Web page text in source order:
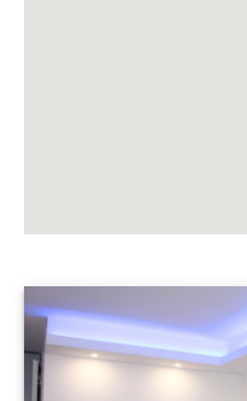
Studio Apartman
Povrsine 24m2 i
Beograd